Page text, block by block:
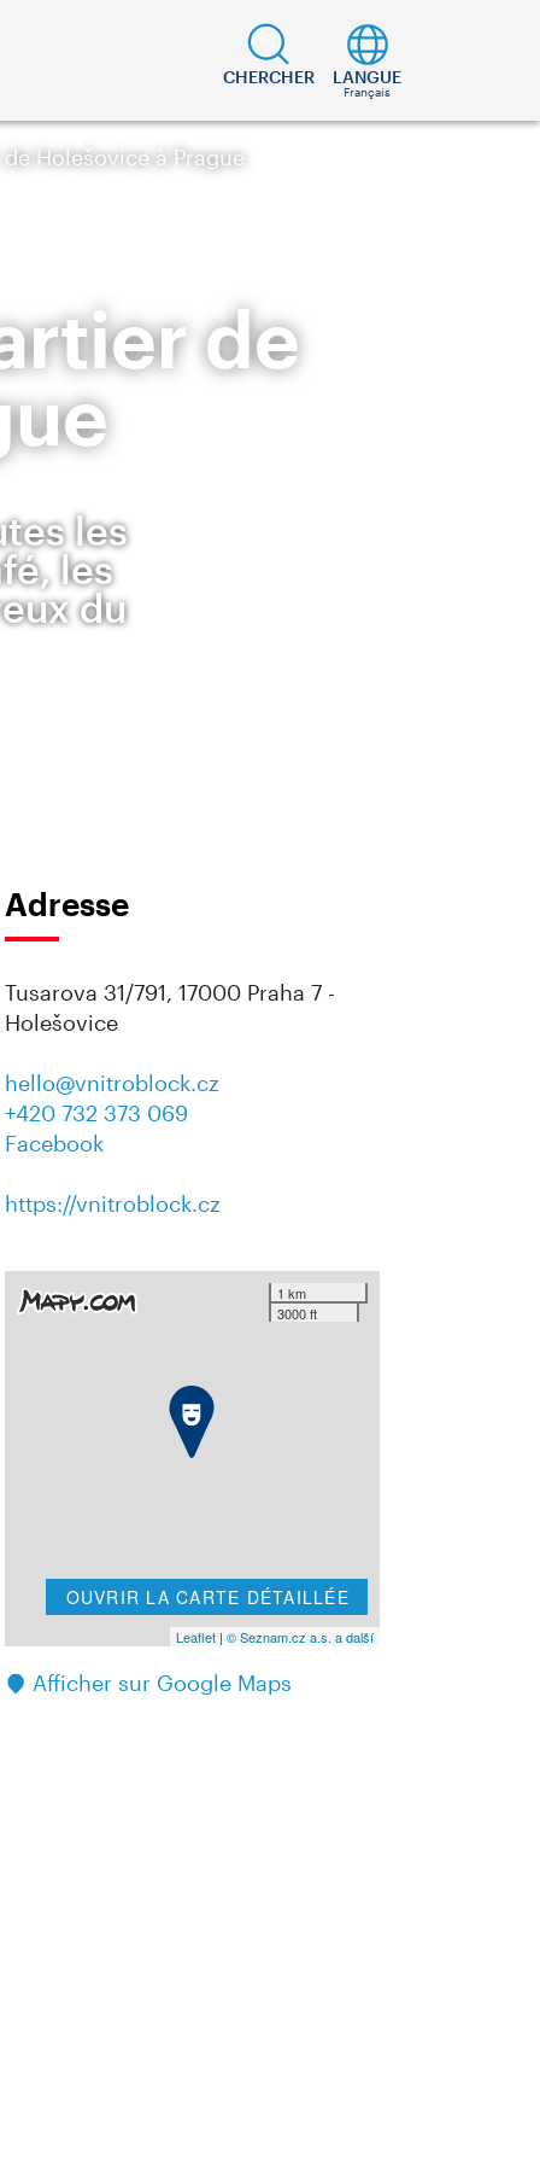
CHERCHER LANGUE
Français
Holešovice à Prague
de
les
les
du
Adresse
Tusarova 31/791, 17000 Praha 7 -
Holešovice
hello@vnitroblock.cz
+420 732 373 069
Facebook
https://vnitroblock.cz
1 km
3000 ft
OUVRIR LA CARTE DÉTAILLÉE
Leaflet| © Seznam.cz a.s. a další
Afficher sur Google Maps